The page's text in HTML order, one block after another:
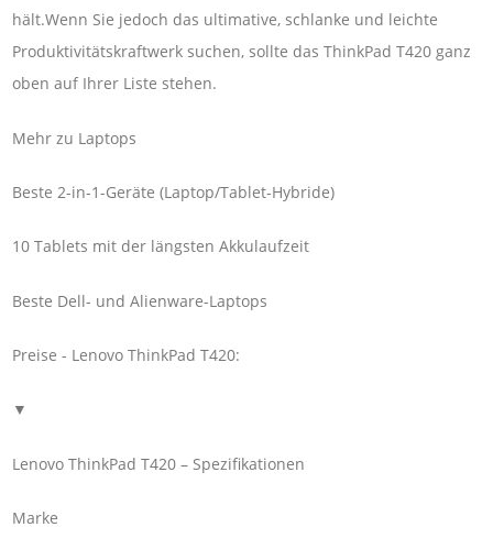
hält.Wenn Sie jedoch das ultimative, schlanke und leichte
Produktivitätskraftwerk suchen, sollte das ThinkPad T420 ganz
oben auf Ihrer Liste stehen.
Mehr zu Laptops
Beste 2-in-1-Geräte (Laptop/Tablet-Hybride)
10 Tablets mit der längsten Akkulaufzeit
Beste Dell- und Alienware-Laptops
Preise - Lenovo ThinkPad T420:
▼
Lenovo ThinkPad T420 – Spezifikationen
Marke